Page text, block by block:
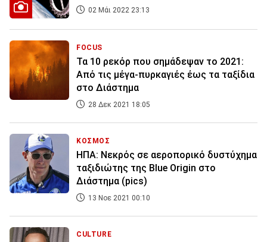
02 Μάι 2022 23:13
FOCUS
Τα 10 ρεκόρ που σημάδεψαν το 2021:
Από τις μέγα-πυρκαγιές έως τα ταξίδια
στο Διάστημα
28 Δεκ 2021 18:05
ΚΟΣΜΟΣ
ΗΠΑ: Νεκρός σε αεροπορικό δυστύχημα
ταξιδιώτης της Blue Origin στο
Διάστημα (pics)
13 Νοε 2021 00:10
CULTURE